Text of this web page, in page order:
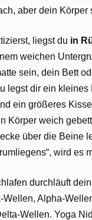
aber dein Körper
liegst du in
weichen
sein, dein Bett
legst dir ein kleines
ein größeres
Körper weich
über die Beine
wird es
durchläuft
Wellen, Alpha-
Wellen. Yoga